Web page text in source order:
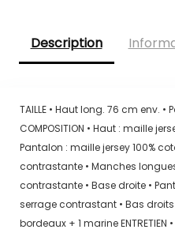
Description
TAILLE • Haut long. 76 cm env.
COMPOSITION • Haut : maille
Pantalon : maille jersey 100%
contrastante • Manches
contrastante • Base droite •
serrage contrastant • Bas
bordeaux + 1 marine